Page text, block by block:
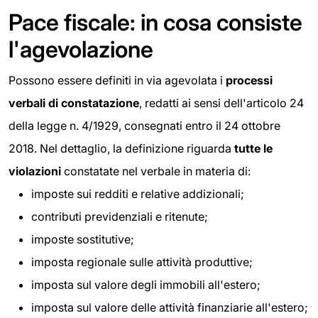
Pace fiscale: in cosa consiste
l'agevolazione
Possono essere definiti in via agevolata i processi
verbali di constatazione, redatti ai sensi dell'articolo 24
della legge n. 4/1929, consegnati entro il 24 ottobre
2018. Nel dettaglio, la definizione riguarda tutte le
violazioni constatate nel verbale in materia di:
imposte sui redditi e relative addizionali;
contributi previdenziali e ritenute;
imposte sostitutive;
imposta regionale sulle attività produttive;
imposta sul valore degli immobili all'estero;
imposta sul valore delle attività finanziarie all'estero;